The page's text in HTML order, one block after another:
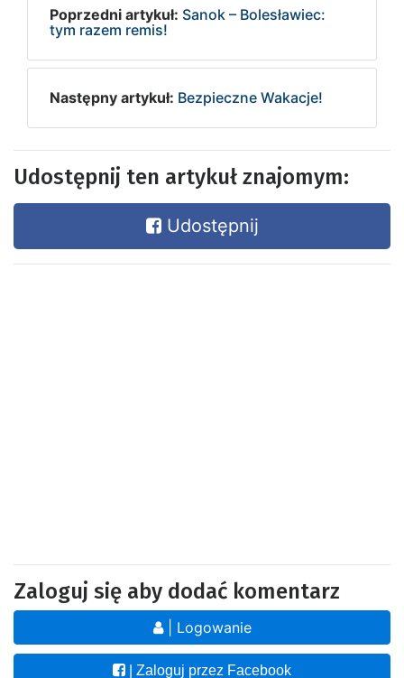
Poprzedni artykuł: Sanok – Bolesławiec:
tym razem remis!
Następny artykuł: Bezpieczne Wakacje!
Udostępnij ten artykuł znajomym:
Udostępnij
Zaloguj się aby dodać komentarz
| Logowanie
| Zaloguj przez Facebook